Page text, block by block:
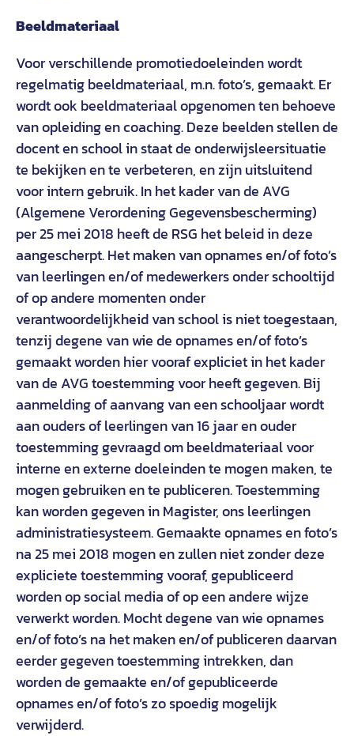
Beeldmateriaal
Voor verschillende promotiedoeleinden wordt
regelmatig beeldmateriaal, m.n. foto’s, gemaakt. Er
wordt ook beeldmateriaal opgenomen ten behoeve
van opleiding en coaching. Deze beelden stellen de
docent en school in staat de onderwijsleersituatie
te bekijken en te verbeteren, en zijn uitsluitend
voor intern gebruik. In het kader van de AVG
(Algemene Verordening Gegevensbescherming)
per 25 mei 2018 heeft de RSG het beleid in deze
aangescherpt. Het maken van opnames en/of foto’s
van leerlingen en/of medewerkers onder schooltijd
of op andere momenten onder
verantwoordelijkheid van school is niet toegestaan,
tenzij degene van wie de opnames en/of foto’s
gemaakt worden hier vooraf expliciet in het kader
van de AVG toestemming voor heeft gegeven. Bij
aanmelding of aanvang van een schooljaar wordt
aan ouders of leerlingen van 16 jaar en ouder
toestemming gevraagd om beeldmateriaal voor
interne en externe doeleinden te mogen maken, te
mogen gebruiken en te publiceren. Toestemming
kan worden gegeven in Magister, ons leerlingen
administratiesysteem. Gemaakte opnames en foto’s
na 25 mei 2018 mogen en zullen niet zonder deze
expliciete toestemming vooraf, gepubliceerd
worden op social media of op een andere wijze
verwerkt worden. Mocht degene van wie opnames
en/of foto’s na het maken en/of publiceren daarvan
eerder gegeven toestemming intrekken, dan
worden de gemaakte en/of gepubliceerde
opnames en/of foto’s zo spoedig mogelijk
verwijderd.